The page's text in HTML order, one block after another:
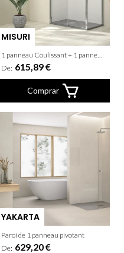
MISURI
1 panneau Coulissant + 1 panneau fixe + latèral fixe
De: 615,89 €
Comprar
YAKARTA
Paroi de 1 panneau pivotant
De: 629,20 €